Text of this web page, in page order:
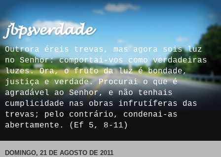
𝓳𝓫𝓹𝓼𝓿𝓮𝓻𝓭𝓪𝓭𝓮
Outrora éreis trevas, mas agora sois luz
no Senhor: comportai-vos como verdadeiras
luzes. Ora, o fruto da luz é bondade,
justiça e verdade. Procurai o que é
agradável ao Senhor, e não tenhais
cumplicidade nas obras infrutíferas das
trevas; pelo contrário, condenai-as
abertamente. (Ef 5, 8-11)
DOMINGO, 21 DE AGOSTO DE 2011